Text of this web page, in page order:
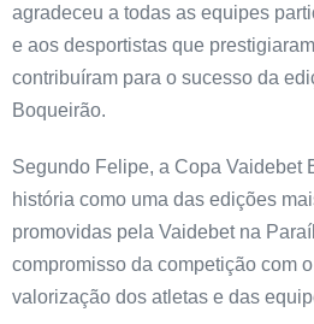
agradeceu a todas as equipes
e aos desportistas que
contribuíram para o sucesso da
Boqueirão.
Segundo Felipe, a Copa Vaidebet
história como uma das edições
promovidas pela Vaidebet na
compromisso da competição com
valorização dos atletas e das